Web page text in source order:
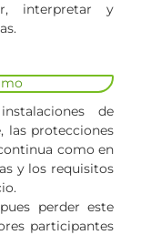
interpretar y
de
las protecciones
como en
y los requisitos
perder este
participantes